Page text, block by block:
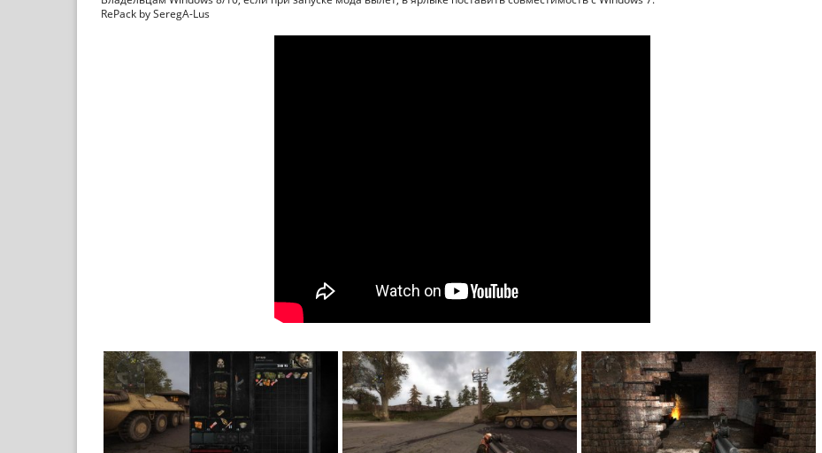
RePack by SeregA-Lus